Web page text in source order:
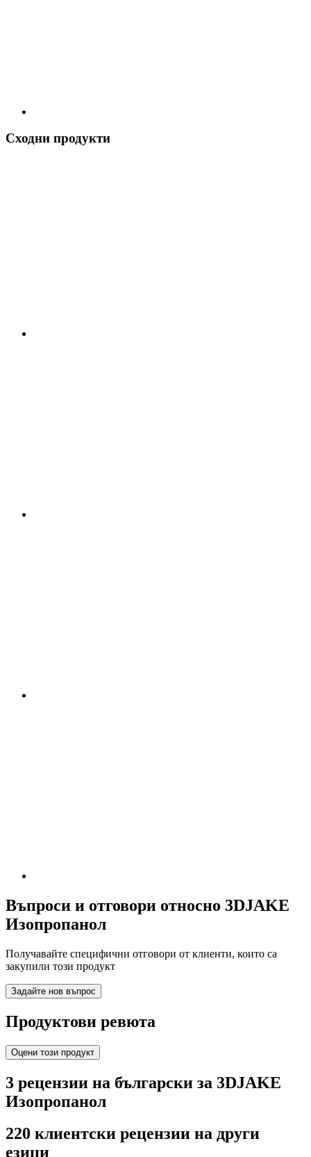
Сходни продукти
Въпроси и отговори относно 3DJAKE
Изопропанол
Получавайте специфични отговори от клиенти, които са
закупили този продукт
Задайте нов въпрос
Продуктови ревюта
Оцени този продукт
3 рецензии на български за 3DJAKE
Изопропанол
220 клиентски рецензии на други
езици